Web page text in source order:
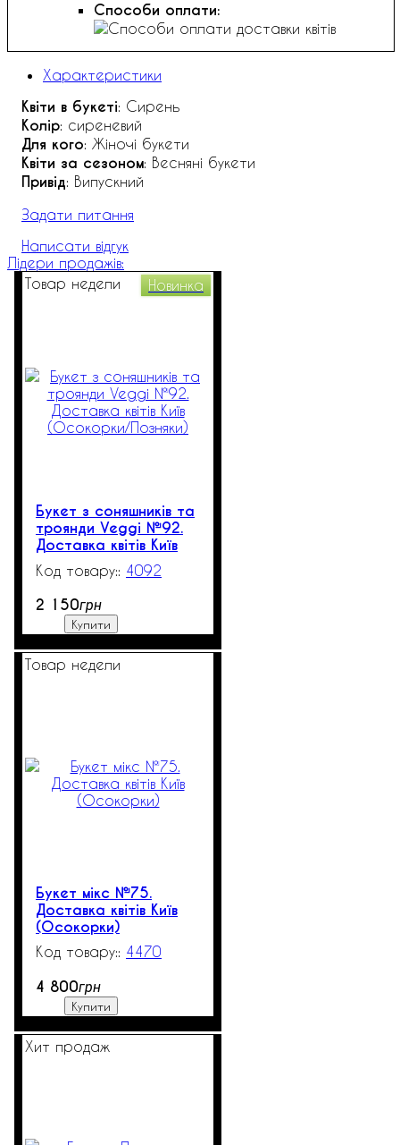
Способи оплати:
Характеристики
Квіти в букеті: Сирень
Колір: сиреневий
Для кого: Жіночі букети
Квіти за сезоном: Весняні букети
Привід: Випускний
Задати питання
Написати відгук
Лідери продажів:
Новинка
Товар недели
Букет з соняшників та
троянди Veggi №92.
Доставка квітів Київ
(Осокорки/Позняки)
4092
2 150грн
Купити
Товар недели
Букет мікс №75.
Доставка квітів Київ
(Осокорки)
4470
4 800грн
Купити
Хит продаж